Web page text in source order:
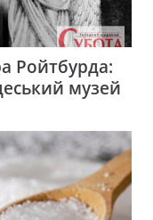
Ройтбурда:
музей